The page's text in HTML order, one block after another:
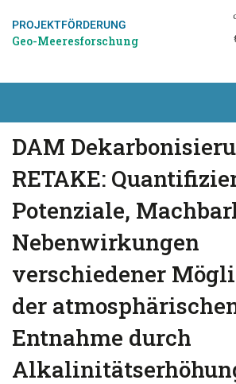
PROJEKTFÖRDERUNG
Geo-Meeresforschung
DAM
RETAKE:
Potenziale,
Nebenwirkungen
verschiedener
der
Entnahme durch